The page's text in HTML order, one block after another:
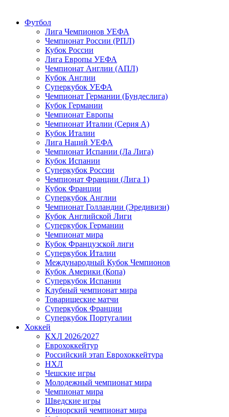
Футбол
Лига Чемпионов УЕФА
Чемпионат России (РПЛ)
Кубок России
Лига Европы УЕФА
Чемпионат Англии (АПЛ)
Кубок Англии
Суперкубок УЕФА
Чемпионат Германии (Бундеслига)
Кубок Германии
Чемпионат Европы
Чемпионат Италии (Серия А)
Кубок Италии
Лига Наций УЕФА
Чемпионат Испании (Ла Лига)
Кубок Испании
Суперкубок России
Чемпионат Франции (Лига 1)
Кубок Франции
Суперкубок Англии
Чемпионат Голландии (Эредивизи)
Кубок Английской Лиги
Суперкубок Германии
Чемпионат мира
Кубок Французской лиги
Суперкубок Италии
Международный Кубок Чемпионов
Кубок Америки (Копа)
Суперкубок Испании
Клубный чемпионат мира
Товарищеские матчи
Суперкубок Франции
Суперкубок Португалии
Хоккей
КХЛ 2026/2027
Еврохоккейтур
Российский этап Еврохоккейтура
НХЛ
Чешские игры
Молодежный чемпионат мира
Чемпионат мира
Шведские игры
Юниорский чемпионат мира